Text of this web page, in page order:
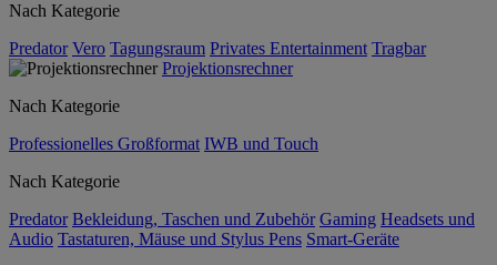
Nach Kategorie
Predator Vero Tagungsraum Privates Entertainment Tragbar
Projektionsrechner
Nach Kategorie
Professionelles Großformat IWB und Touch
Nach Kategorie
Predator Bekleidung, Taschen und Zubehör Gaming Headsets und
Audio Tastaturen, Mäuse und Stylus Pens Smart-Geräte